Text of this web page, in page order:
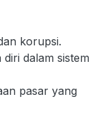
korupsi.
dalam sistem
pasar yang